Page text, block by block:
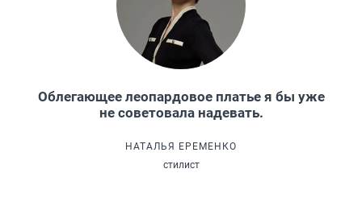
Облегающее леопардовое платье я бы уже
не советовала надевать.
НАТАЛЬЯ ЕРЕМЕНКО
стилист